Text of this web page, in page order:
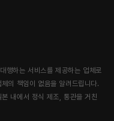
행하는 서비스를 제공하는 업체로
의 책임이 없음을 알려드립니다.
내에서 정식 제조, 통관을 거친